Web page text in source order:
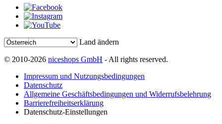
Land ändern
© 2010-2026 niceshops GmbH - All rights reserved.
Impressum und Nutzungsbedingungen
Datenschutz
Allgemeine Geschäftsbedingungen und Widerrufsbelehrung
Barrierefreiheitserklärung
Datenschutz-Einstellungen